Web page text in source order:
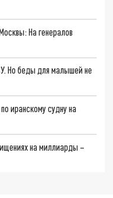
На генералов
Но беды для малышей не
иранскому судну на
на миллиарды –